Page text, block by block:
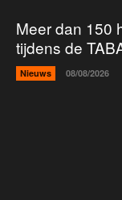
Meer dan 150
tijdens de
Nieuws 08/08/2026